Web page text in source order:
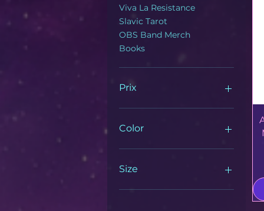
Viva La Resistance
Slavic Tarot
OBS Band Merch
Books
Prix
6 $US
Color
Ash
Berry
Black Heather
Size
11 oz